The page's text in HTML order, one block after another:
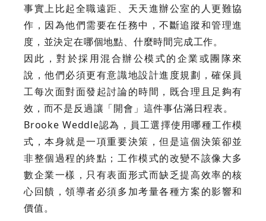
事實上比起全職遠距、天天進辦公室的人更難協
作，因為他們需要在任務中，不斷追蹤和管理進
度，並決定在哪個地點、什麼時間完成工作。
因此，對於採用混合辦公模式的企業或團隊來
說，他們必須更有意識地設計進度規劃，確保員
工每次面對面發起討論的時間，既合理且足夠有
效，而不是反過讓「開會」這件事佔滿日程表。
Brooke Weddle認為，員工選擇使用哪種工作模
式，本身就是一項重要決策，但是這個決策卻並
非整個過程的終點；工作模式的改變不該像大多
數企業一樣，只有表面形式而缺乏提高效率的核
心回饋，領導者必須多加考量各種方案的影響和
價值。